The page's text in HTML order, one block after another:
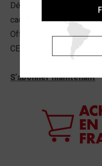
Débloquez des codes
cadeaux gratuits
Offre à durée limitée !
CET (heure d’Europe
S’abonner maintenant